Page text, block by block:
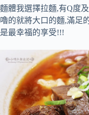
麵體我選擇拉麵,有Q度
嚕的就將大口的麵,滿足
是最幸福的享受!!!